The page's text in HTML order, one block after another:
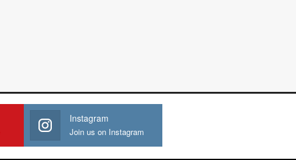
Instagram
Join us on Instagram